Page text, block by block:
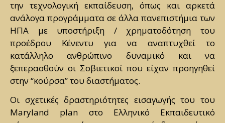
την τεχνολογική εκπαίδευση, όπως και αρκετά
ανάλογα προγράμματα σε άλλα πανεπιστήμια των
ΗΠΑ με υποστήριξη / χρηματοδότηση του
προέδρου Κένεντυ για να αναπτυχθεί το
κατάλληλο ανθρώπινο δυναμικό και να
ξεπερασθούν οι Σοβιετικοί που είχαν προηγηθεί
στην “κούρσα” του διαστήματος.
Οι σχετικές δραστηριότητες εισαγωγής του του
Maryland plan στο Ελληνικό Εκπαιδευτικό